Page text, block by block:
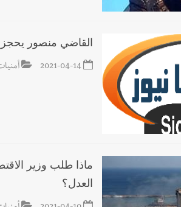
القاضي منصور
2021-04-14
ماذا طلب وزير
العدل؟